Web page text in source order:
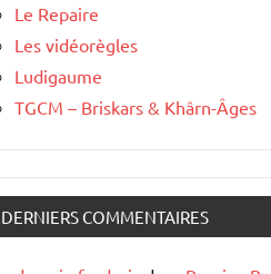
Le Repaire
Les vidéorègles
Ludigaume
TGCM – Briskars & Khârn-Âges
DERNIERS COMMENTAIRES